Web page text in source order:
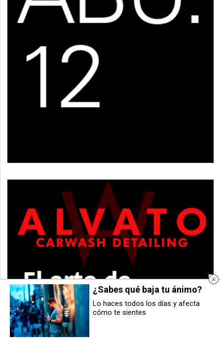
La Escuela de Música Joaquín
Maya convoca pruebas selectivas
para la contratación temporal de
profesores de trompeta, trompa,
percusión y violín
La patronal navarra pide mejorar
fiscalidad, inversión en
¿Sabes qué baja tu ánimo?
Lo haces todos los días y afecta
cómo te sientes